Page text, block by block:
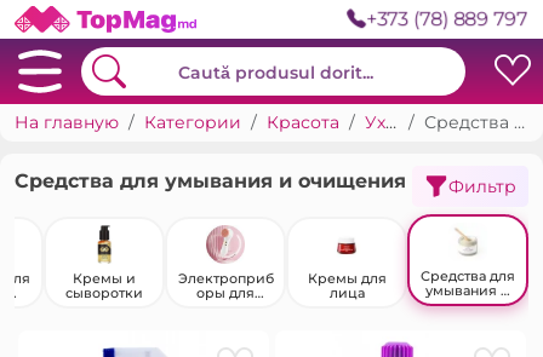
+373 (78) 889 797
На главную Категории Красота Уход за лицом Средства для умывания и очищения
Средства для умывания и очищения Фильтр
для
Кремы и
сыворотки
Электроприб
оры для
Кремы для
лица
Средства для
умывания и
очищения